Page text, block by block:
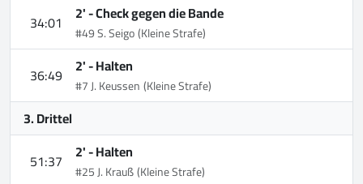
34:01 2' -Check gegen die Bande
#49 S. Seigo(Kleine Strafe)
36:49 2' -Halten
#7 J. Keussen(Kleine Strafe)
3. Drittel
51:37 2' -Halten
#25 J. Krauß(Kleine Strafe)